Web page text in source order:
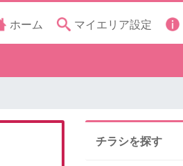
ホーム マイエリア設定
チラシを探す